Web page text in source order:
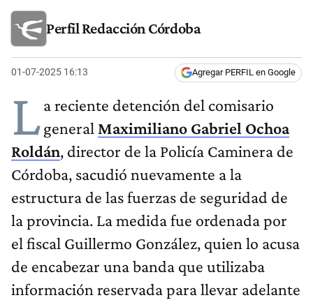
Perfil Redacción Córdoba
01-07-2025 16:13 Agregar PERFIL en Google
La reciente detención del comisario
general Maximiliano Gabriel Ochoa
Roldán, director de la Policía Caminera de
Córdoba, sacudió nuevamente a la
estructura de las fuerzas de seguridad de
la provincia. La medida fue ordenada por
el fiscal Guillermo González, quien lo acusa
de encabezar una banda que utilizaba
información reservada para llevar adelante